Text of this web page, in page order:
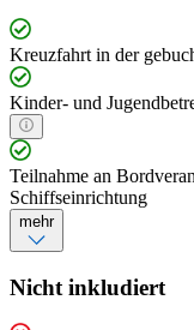
Kreuzfahrt in der
Kinder- und
Teilnahme an
Schiffseinrichtung
mehr
Nicht inkludiert